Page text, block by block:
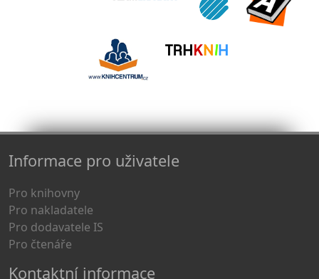
Informace pro uživatele
Pro knihovny
Pro nakladatele
Pro dodavatele IS
Pro čtenáře
Kontaktní informace